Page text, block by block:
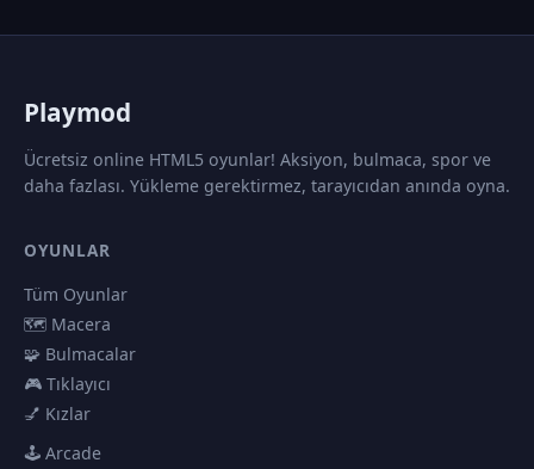
Playmod
Ücretsiz online HTML5 oyunlar! Aksiyon, bulmaca, spor ve
daha fazlası. Yükleme gerektirmez, tarayıcıdan anında oyna.
OYUNLAR
Tüm Oyunlar
🗺️ Macera
🧩 Bulmacalar
🎮 Tıklayıcı
💅 Kızlar
🕹️ Arcade